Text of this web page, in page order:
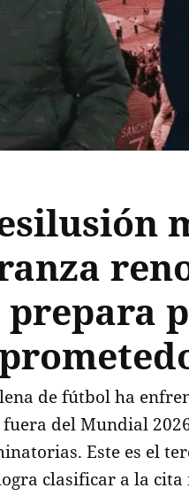
prepara
de fútbol ha
fuera del Mundial
Este es el
clasificar a la